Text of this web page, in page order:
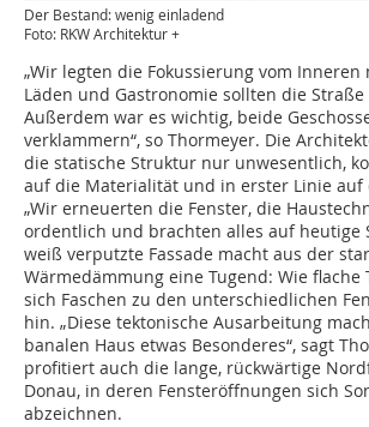
Der Bestand: wenig einladend
Foto: RKW Architektur +
„Wir legten die Fokussierung vom Inneren
Läden und Gastronomie sollten die
Außerdem war es wichtig, beide
verklammern“, so Thormeyer. Die
die statische Struktur nur unwesentlich,
auf die Materialität und in erster Linie auf
„Wir erneuerten die Fenster, die
ordentlich und brachten alles auf heutige
weiß verputzte Fassade macht aus der
Wärmedämmung eine Tugend: Wie flache
sich Faschen zu den unterschiedlichen
hin. „Diese tektonische Ausarbeitung
banalen Haus etwas Besonderes“, sagt
profitiert auch die lange, rückwärtige
Donau, in deren Fensteröffnungen sich
abzeichnen.